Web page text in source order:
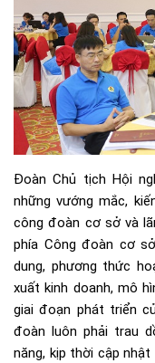
Đoàn Chủ tịch Hội
những vướng mắc,
công đoàn cơ sở và
phía Công đoàn cơ
dung, phương thức
xuất kinh doanh, mô
giai đoạn phát triển
đoàn luôn phải trau
năng, kịp thời cập